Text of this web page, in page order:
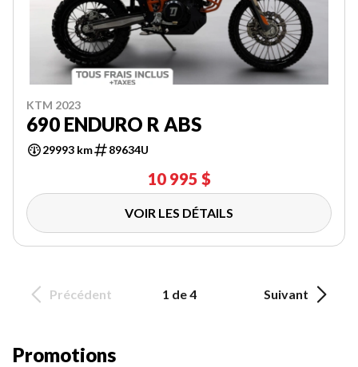
KTM 2023
690 ENDURO R ABS
29993 km 89634U
10 995 $
VOIR LES DÉTAILS
Précédent 1 de 4 Suivant
Promotions